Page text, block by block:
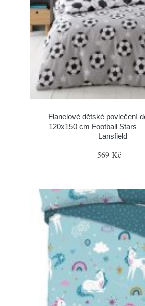
Flanelové dětské povlečení
120x150 cm Football Stars –
Lansfield
569 Kč